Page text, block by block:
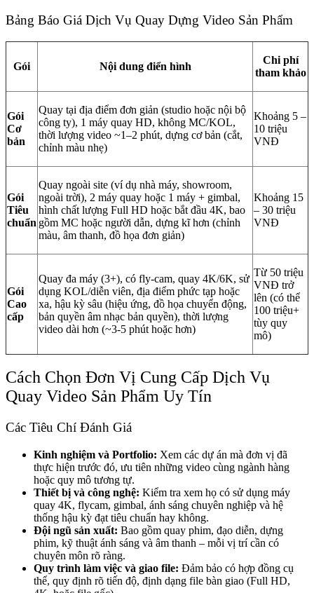
Bảng Báo Giá Dịch Vụ Quay Dựng Video Sản Phẩm
Gói Nội dung điển hình
Chi phí
tham khảo
Gói
Cơ
bản
Quay tại địa điểm đơn giản (studio hoặc nội bộ
công ty), 1 máy quay HD, không MC/KOL,
thời lượng video ~1–2 phút, dựng cơ bản (cắt,
chỉnh màu nhẹ)
Khoảng 5 –
10 triệu
VNĐ
Gói
Tiêu
chuẩn
Quay ngoài site (ví dụ nhà máy, showroom,
ngoài trời), 2 máy quay hoặc 1 máy + gimbal,
hình chất lượng Full HD hoặc bắt đầu 4K, bao
gồm MC hoặc người dẫn, dựng kĩ hơn (chỉnh
màu, âm thanh, đồ họa đơn giản)
Khoảng 15
– 30 triệu
VNĐ
Gói
Cao
cấp
Quay đa máy (3+), có fly-cam, quay 4K/6K, sử
dụng KOL/diễn viên, địa điểm phức tạp hoặc
xa, hậu kỳ sâu (hiệu ứng, đồ họa chuyển động,
bản quyền âm nhạc bản quyền), thời lượng
video dài hơn (~3-5 phút hoặc hơn)
Từ 50 triệu
VNĐ trở
lên (có thể
100 triệu+
tùy quy
mô)
Cách Chọn Đơn Vị Cung Cấp Dịch Vụ
Quay Video Sản Phẩm Uy Tín
Các Tiêu Chí Đánh Giá
Kinh nghiệm và Portfolio: Xem các dự án mà đơn vị đã
thực hiện trước đó, ưu tiên những video cùng ngành hàng
hoặc quy mô tương tự.
Thiết bị và công nghệ: Kiểm tra xem họ có sử dụng máy
quay 4K, flycam, gimbal, ánh sáng chuyên nghiệp và hệ
thống hậu kỳ đạt tiêu chuẩn hay không.
Đội ngũ sản xuất: Bao gồm quay phim, đạo diễn, dựng
phim, kỹ thuật ánh sáng và âm thanh – mỗi vị trí cần có
chuyên môn rõ ràng.
Quy trình làm việc và giao file: Đảm bảo có hợp đồng cụ
thể, quy định rõ tiến độ, định dạng file bàn giao (Full HD,